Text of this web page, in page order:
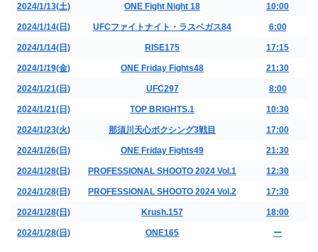
2024/1/13(土) ONE Fight Night 18 10:00
2024/1/14(日) UFCファイトナイト・ラスベガス84 6:00
2024/1/14(日) RISE175 17:15
2024/1/19(金) ONE Friday Fights48 21:30
2024/1/21(日) UFC297 8:00
2024/1/21(日) TOP BRIGHTS.1 10:30
2024/1/23(火) 那須川天心ボクシング3戦目 17:00
2024/1/26(日) ONE Friday Fights49 21:30
2024/1/28(日) PROFESSIONAL SHOOTO 2024 Vol.1 12:30
2024/1/28(日) PROFESSIONAL SHOOTO 2024 Vol.2 17:30
2024/1/28(日) Krush.157 18:00
2024/1/28(日) ONE165 ー